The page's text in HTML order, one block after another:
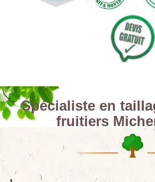
Spécialiste en
fruitiers